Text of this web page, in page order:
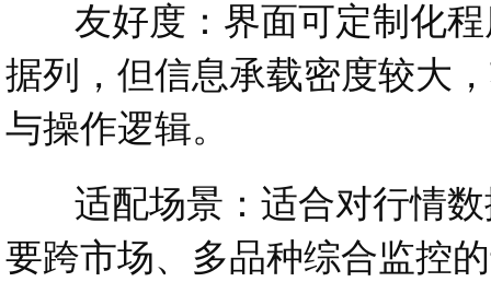
友好度：界面可定制化程
据列，但信息承载密度较大
与操作逻辑。
适配场景：适合对行情数
要跨市场、多品种综合监控